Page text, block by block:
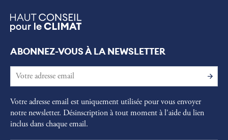
ABONNEZ-VOUS À LA NEWSLETTER
Votre adresse email est uniquement utilisée pour vous envoyer
notre newsletter. Désinscription à tout moment à l'aide du lien
inclus dans chaque email.